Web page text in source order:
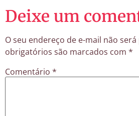
Deixe um
O seu endereço de e-mail não
obrigatórios são marcados com *
Comentário *